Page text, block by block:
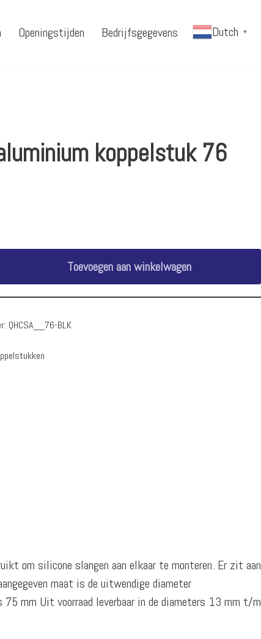
Openingstijden Bedrijfsgegevens Dutch ▼
koppelstuk 76
Toevoegen aan winkelwagen
QHCSA__76-BLK
om silicone slangen aan elkaar te monteren. Er zit aan
maat is de uitwendige diameter
mm Uit voorraad leverbaar in de diameters 13 mm t/m